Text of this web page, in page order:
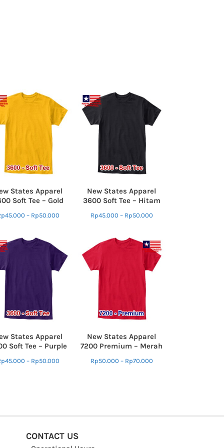
States Apparel
Soft Tee – Gold
45.000 – Rp50.000
New States Apparel
3600 Soft Tee – Hitam
Rp45.000 – Rp50.000
States Apparel
Soft Tee – Purple
45.000 – Rp50.000
New States Apparel
7200 Premium – Merah
Rp50.000 – Rp70.000
CONTACT US